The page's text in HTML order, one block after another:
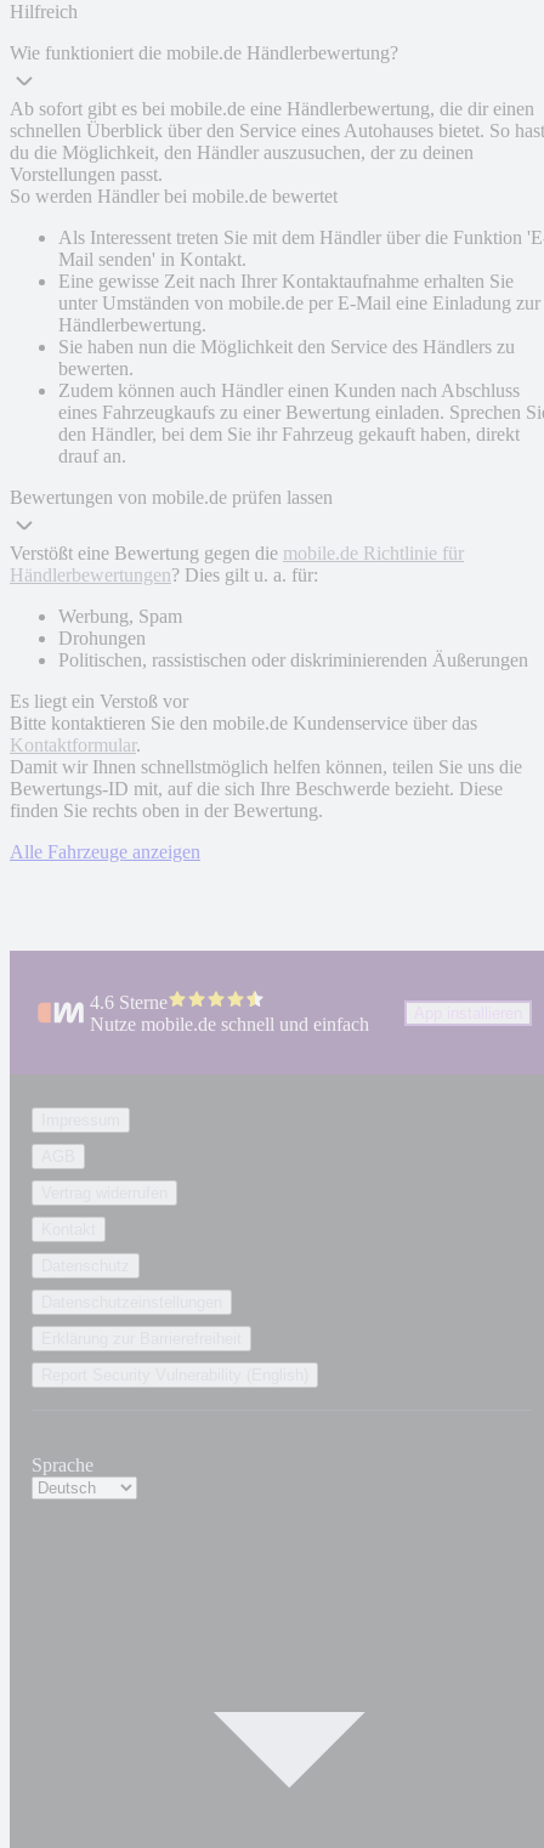
Hilfreich
Wie funktioniert die mobile.de Händlerbewertung?
Ab sofort gibt es bei mobile.de eine Händlerbewertung, die dir einen
schnellen Überblick über den Service eines Autohauses bietet. So hast
du die Möglichkeit, den Händler auszusuchen, der zu deinen
Vorstellungen passt.
So werden Händler bei mobile.de bewertet
Als Interessent treten Sie mit dem Händler über die Funktion
Mail senden' in Kontakt.
Eine gewisse Zeit nach Ihrer Kontaktaufnahme erhalten Sie
unter Umständen von mobile.de per E-Mail eine Einladung zur
Händlerbewertung.
Sie haben nun die Möglichkeit den Service des Händlers zu
bewerten.
Zudem können auch Händler einen Kunden nach Abschluss
eines Fahrzeugkaufs zu einer Bewertung einladen. Sprechen
den Händler, bei dem Sie ihr Fahrzeug gekauft haben, direkt
drauf an.
Bewertungen von mobile.de prüfen lassen
Verstößt eine Bewertung gegen die mobile.de Richtlinie für
Händlerbewertungen? Dies gilt u. a. für:
Werbung, Spam
Drohungen
Politischen, rassistischen oder diskriminierenden Äußerungen
Es liegt ein Verstoß vor
Bitte kontaktieren Sie den mobile.de Kundenservice über das
Kontaktformular.
Damit wir Ihnen schnellstmöglich helfen können, teilen Sie uns die
Bewertungs-ID mit, auf die sich Ihre Beschwerde bezieht. Diese
finden Sie rechts oben in der Bewertung.
Alle Fahrzeuge anzeigen
4.6 Sterne
Nutze mobile.de schnell und einfach
Sprache